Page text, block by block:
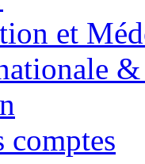
et
comptes